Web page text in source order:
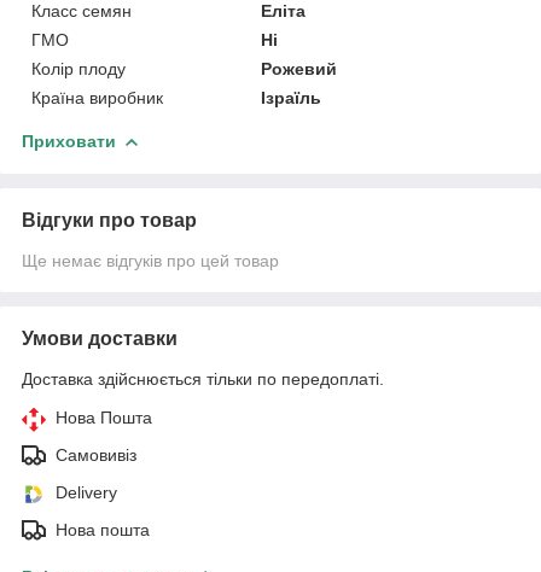
Класс семян
Еліта
ГМО
Ні
Колір плоду
Рожевий
Країна виробник
Ізраїль
Приховати
Відгуки про товар
Ще немає відгуків про цей товар
Умови доставки
Доставка здійснюється тільки по передоплаті.
Нова Пошта
Самовивіз
Delivery
Нова пошта